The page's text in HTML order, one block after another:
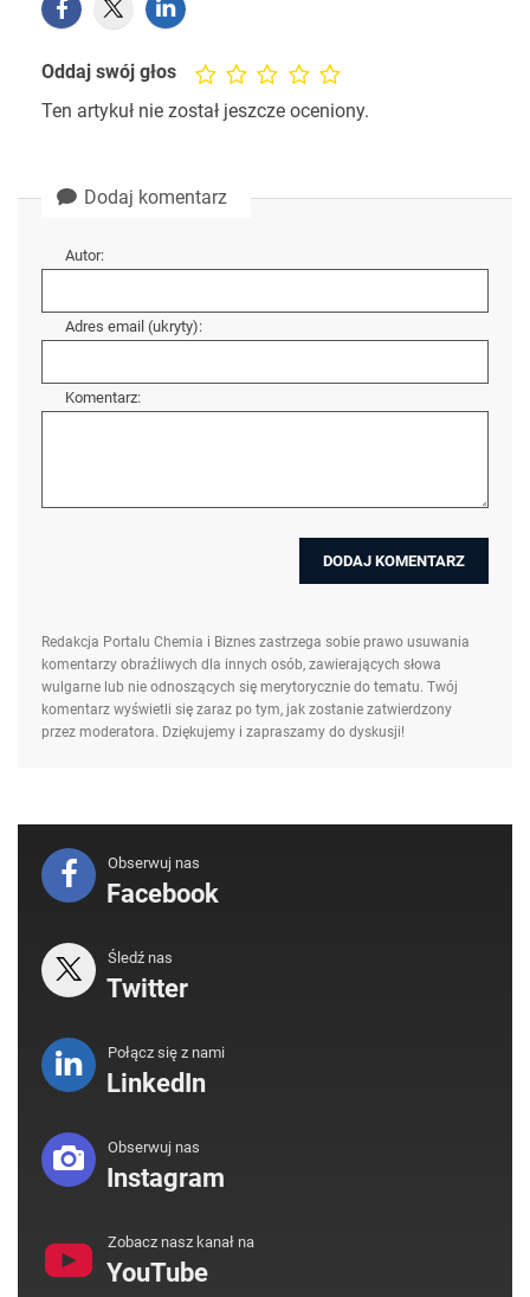
Oddaj swój głos
Ten artykuł nie został jeszcze oceniony.
Dodaj komentarz
Autor:
Adres email (ukryty):
Komentarz:
Redakcja Portalu Chemia i Biznes zastrzega sobie prawo usuwania
komentarzy obraźliwych dla innych osób, zawierających słowa
wulgarne lub nie odnoszących się merytorycznie do tematu. Twój
komentarz wyświetli się zaraz po tym, jak zostanie zatwierdzony
przez moderatora. Dziękujemy i zapraszamy do dyskusji!
Obserwuj nas
Facebook
Śledź nas
Twitter
Połącz się z nami
LinkedIn
Obserwuj nas
Instagram
Zobacz nasz kanał na
YouTube